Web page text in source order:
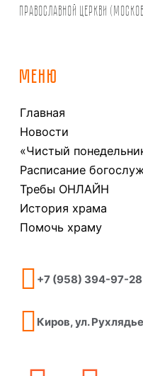
Православной Церкви
МЕНЮ
Главная
Новости
«Чистый
Расписание
Требы ОНЛАЙН
История храма
Помочь храму
+7 (958) 394-97-28
Киров, ул.